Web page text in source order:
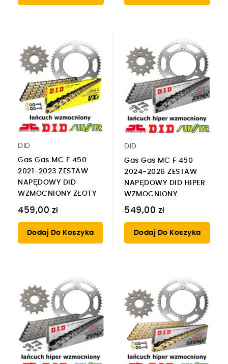
DID
Gas Gas MC F 450
2021-2023 ZESTAW
NAPĘDOWY DID
WZMOCNIONY ZŁOTY
459,00 zł
Dodaj Do Koszyka
DID
Gas Gas MC F 450
2024-2026 ZESTAW
NAPĘDOWY DID HIPER
WZMOCNIONY
549,00 zł
Dodaj Do Koszyka